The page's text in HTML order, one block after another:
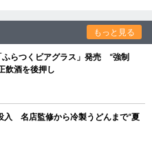
もっと見る
ふらつくビアグラス」発売 “強制
飲酒を後押し
入 名店監修から冷製うどんまで“夏